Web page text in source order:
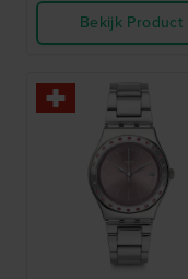
Bekijk Product